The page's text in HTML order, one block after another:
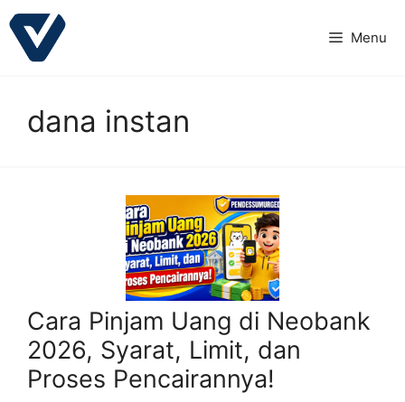
Langsung
ke
Menu
dana instan
Cara Pinjam Uang di Neobank
2026, Syarat, Limit, dan
Proses Pencairannya!